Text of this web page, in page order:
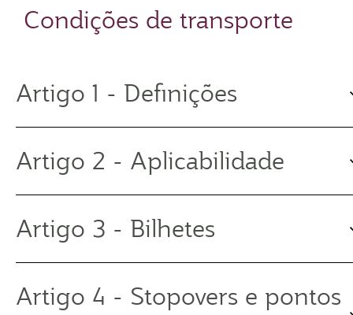
Condições de transporte
Artigo 1 - Definições
Artigo 2 - Aplicabilidade
Artigo 3 - Bilhetes
Artigo 4 - Stopovers e pontos